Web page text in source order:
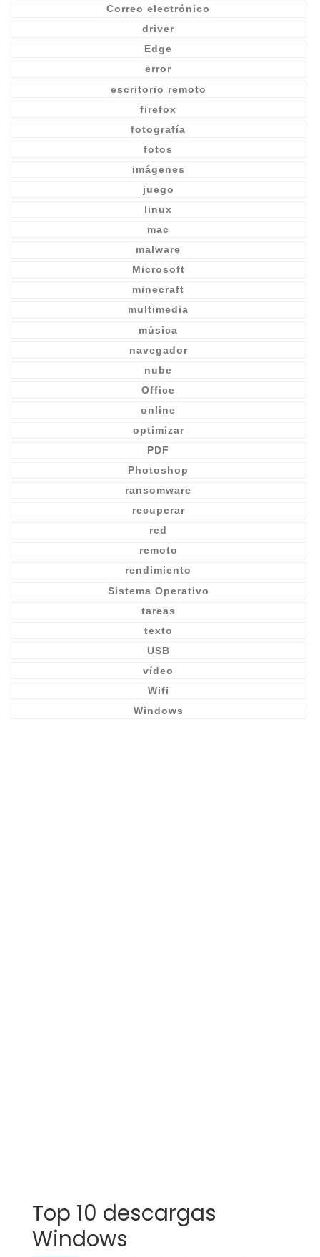
Correo electrónico
driver
Edge
error
escritorio remoto
firefox
fotografía
fotos
imágenes
juego
linux
mac
malware
Microsoft
minecraft
multimedia
música
navegador
nube
Office
online
optimizar
PDF
Photoshop
ransomware
recuperar
red
remoto
rendimiento
Sistema Operativo
tareas
texto
USB
vídeo
Wifi
Windows
Top 10 descargas
Windows